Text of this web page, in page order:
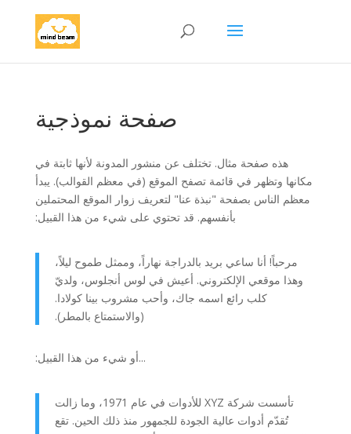
صفحة نموذجية
هذه صفحة مثال. تختلف عن منشور المدونة لأنها ثابتة في
مكانها وتظهر في قائمة تصفح الموقع (في معظم القوالب). يبدأ
معظم الناس بصفحة "نبذة عنا" لتعريف زوار الموقع المحتملين
بأنفسهم. قد تحتوي على شيء من هذا القبيل:
مرحباً! أنا ساعي بريد بالدراجة نهاراً، وممثل طموح ليلاً،
وهذا موقعي الإلكتروني. أعيش في لوس أنجلوس، ولديّ
كلب رائع اسمه جاك، وأحب مشروب بينا كولادا.
(والاستمتاع بالمطر).
...أو شيء من هذا القبيل:
تأسست شركة XYZ للأدوات في عام 1971، وما زالت
تُقدّم أدوات عالية الجودة للجمهور منذ ذلك الحين. تقع